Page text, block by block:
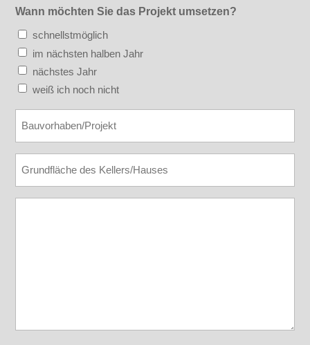
Wann möchten Sie das Projekt umsetzen?
schnellstmöglich
im nächsten halben Jahr
nächstes Jahr
weiß ich noch nicht